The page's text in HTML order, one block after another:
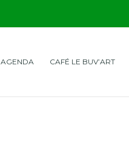
AGENDA CAFÉ LE BUV’ART